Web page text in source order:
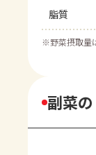
脂質
※野菜摂取量
副菜